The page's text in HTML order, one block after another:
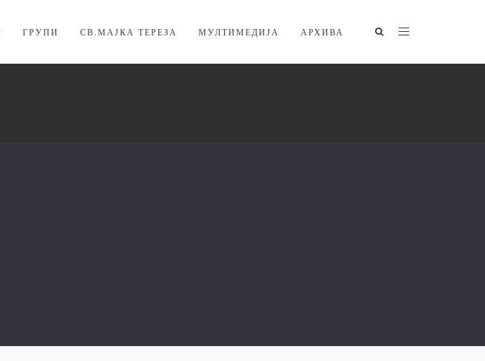
ГРУПИ СВ.МАЈКА ТЕРЕЗА МУЛТИМЕДИЈА АРХИВА